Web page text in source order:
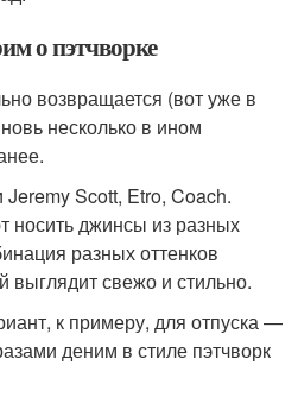
о пэтчворке
возвращается (вот уже в
несколько в ином
Jeremy Scott, Etro, Coach.
носить джинсы из разных
разных оттенков
выглядит свежо и стильно.
к примеру, для отпуска —
деним в стиле пэтчворк